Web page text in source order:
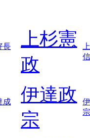
長
上杉憲
政
信
成
伊達政
宗
宗